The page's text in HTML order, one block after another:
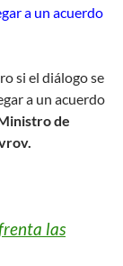
a un acuerdo
si el diálogo se
a un acuerdo
de
las